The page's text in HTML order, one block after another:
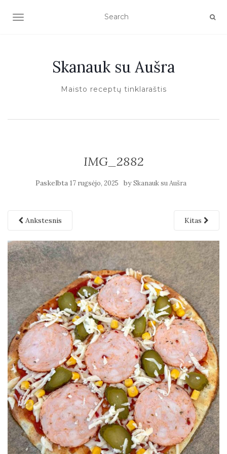
TOGGLE NAVIGATION
Skanauk su Aušra
Maisto receptų tinklaraštis
IMG_2882
Paskelbta 17 rugsėjo, 2025 bySkanauk su Aušra
Ankstesnis Kitas